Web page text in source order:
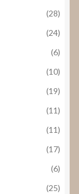
(28)
(24)
(6)
(10)
(19)
(11)
(11)
(17)
(6)
(25)